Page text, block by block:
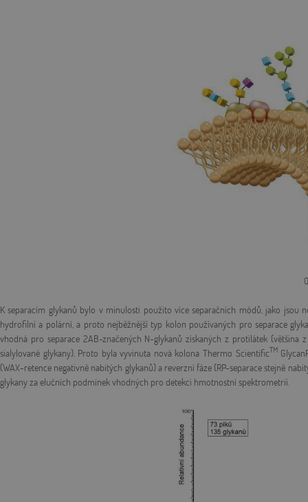
K separacím glykanů bylo v minulosti použito více separačních módů, jako jsou
hydrofilní a polární, a proto nejběžnější typ kolon používaných pro separace
vhodná pro separace 2AB-značených N-glykanů získaných z protilátek
sialylované glykany). Proto byla vyvinuta nová kolona Thermo ScientificTM
(WAX-retence negativně nabitých glykanů) a reverzní fáze (RP-separace stejně
glykany za elučních podmínek vhodných pro detekci hmotnostní spektrometrií.